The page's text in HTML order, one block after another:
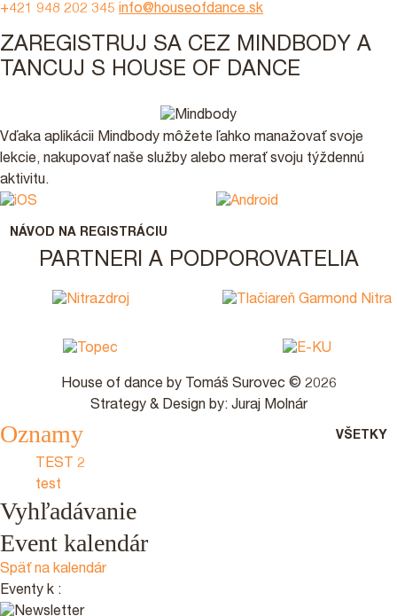
+421 948 202 345 info@houseofdance.sk
ZAREGISTRUJ SA CEZ MINDBODY A
TANCUJ S HOUSE OF DANCE
Vďaka aplikácii Mindbody môžete ľahko manažovať svoje
lekcie, nakupovať naše služby alebo merať svoju týždennú
aktivitu.
NÁVOD NA REGISTRÁCIU
PARTNERI A PODPOROVATELIA
House of dance by Tomáš Surovec © 2026
Strategy & Design by: Juraj Molnár
Oznamy VŠETKY
TEST 2
test
Vyhľadávanie
Event kalendár
Späť na kalendár
Eventy k :